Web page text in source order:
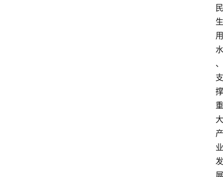
民
生
用
水
、
支
撑
重
大
产
业
发
展